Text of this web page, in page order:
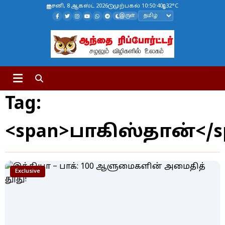
சனி, 8 ஆகஸ்ட் 2026 முற்பகல் 10:50:40 32°C
இருள்
Tag:
<span>பாகிஸ்தான்</
Exclusive